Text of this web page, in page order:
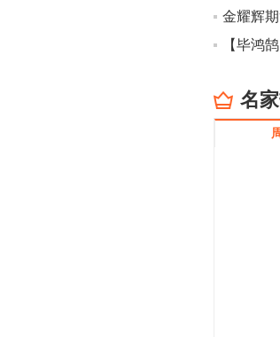
豆二
CBOT
影响
操作
13:54
8月5
金主
【毕鸿
名